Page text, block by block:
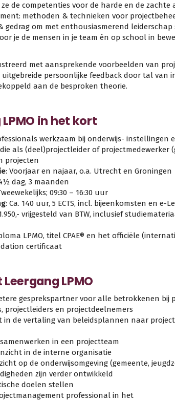
de competenties voor de harde en de zachte
methoden & technieken voor
gedrag om met enthousiasmerend
je de mensen in je team én op school in
met aansprekende voorbeelden van
uitgebreide persoonlijke feedback door tal van
aan de besproken theorie.
in het kort
werkzaam bij onderwijs- instellingen
als (deel)projectleider of projectmedewerker
projecten
: Voorjaar en najaar, o.a. Utrecht en Groningen
dag, 3 maanden
09:30 – 16:30 uur
: Ca. 140 uur, 5 ECTS, incl. bijeenkomsten en e-
vrijgesteld van BTW, inclusief
LPMO, titel CPAE® en het officiële
certificaat
LPMO
gesprekspartner voor alle betrokkenen bij
projectleiders en projectdeelnemers
in de vertaling van beleidsplannen naar
in een projectteam
in de interne organisatie
op de onderwijsomgeving (gemeente,
zijn verder ontwikkeld
doelen stellen
professional in het